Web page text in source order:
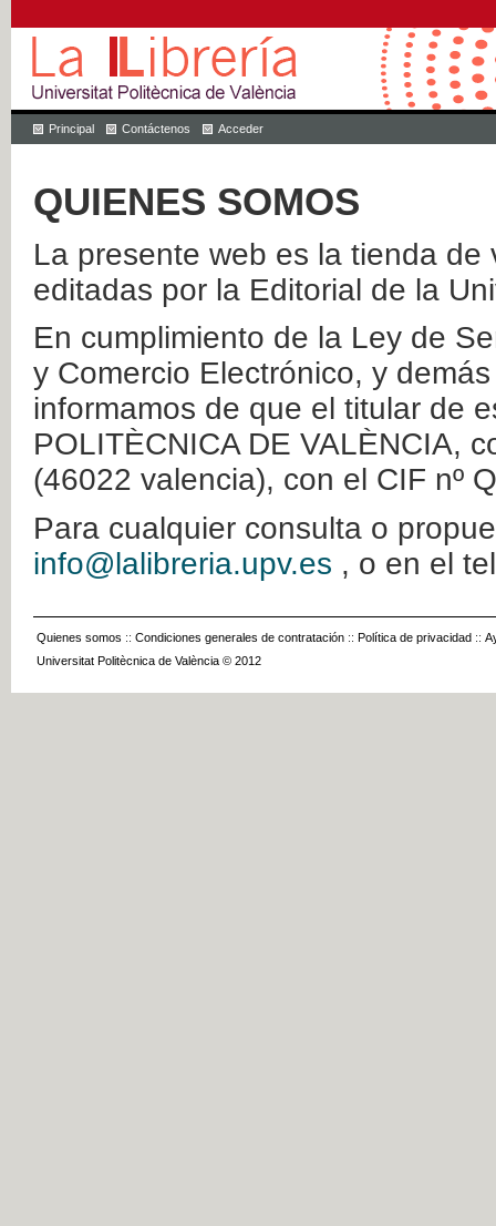
Principal Contáctenos Acceder
QUIENES SOMOS
La presente web es la tienda
editadas por la Editorial de la
En cumplimiento de la Ley de
y Comercio Electrónico, y
informamos de que el titular de
POLITÈCNICA DE VALÈNCIA,
(46022 valencia), con el CIF nº
Para cualquier consulta o
info@lalibreria.upv.es , o en el
Quienes somos :: Condiciones generales de contratación :: Política de privacidad ::
Universitat Politècnica de València © 2012